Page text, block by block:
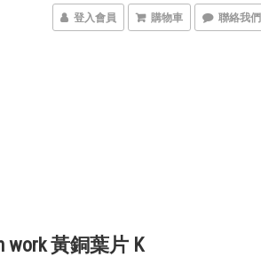
登入會員 購物車 聯絡我們
work 黃銅葉片 K